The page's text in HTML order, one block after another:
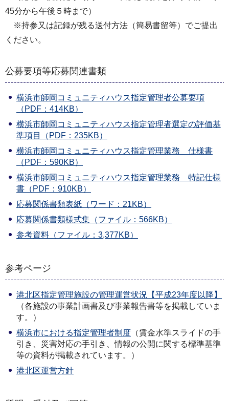
45分から午後５時まで）
※持参又は記録が残る送付方法（簡易書留等）でご提出
ください。
公募要項等応募関連書類
横浜市師岡コミュニティハウス指定管理者公募要項
（PDF：414KB）
横浜市師岡コミュニティハウス指定管理者選定の評価基
準項目（PDF：235KB）
横浜市師岡コミュニティハウス指定管理業務 仕様書
（PDF：590KB）
横浜市師岡コミュニティハウス指定管理業務 特記仕様
書（PDF：910KB）
応募関係書類表紙（ワード：21KB）
応募関係書類様式集（ファイル：566KB）
参考資料（ファイル：3,377KB）
参考ページ
港北区指定管理施設の管理運営状況【平成23年度以降】
（各施設の事業計画書及び事業報告書等を掲載していま
す。）
横浜市における指定管理者制度 （賃金水準スライドの手
引き、災害対応の手引き、情報の公開に関する標準基準
等の資料が掲載されています。）
港北区運営方針